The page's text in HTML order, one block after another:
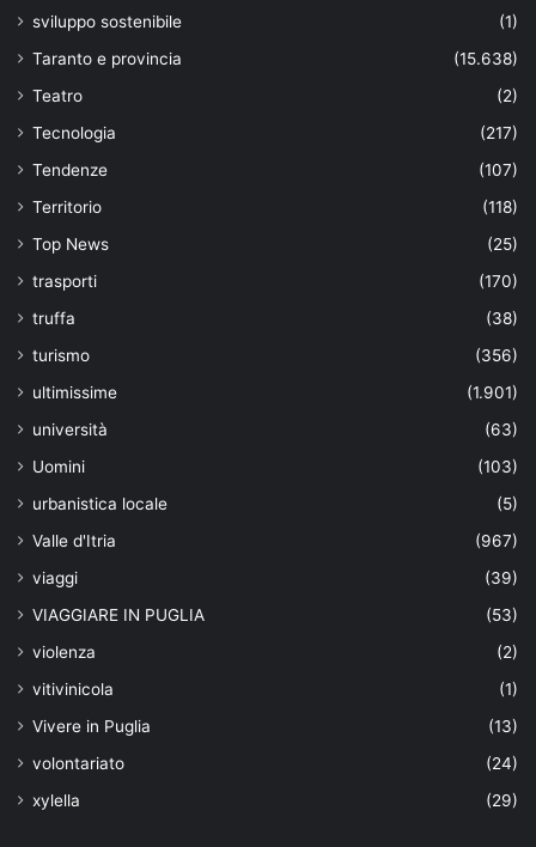
sviluppo sostenibile
(1)
Taranto e provincia
(15.638)
Teatro
(2)
Tecnologia
(217)
Tendenze
(107)
Territorio
(118)
Top News
(25)
trasporti
(170)
truffa
(38)
turismo
(356)
ultimissime
(1.901)
università
(63)
Uomini
(103)
urbanistica locale
(5)
Valle d'Itria
(967)
viaggi
(39)
VIAGGIARE IN PUGLIA
(53)
violenza
(2)
vitivinicola
(1)
Vivere in Puglia
(13)
volontariato
(24)
xylella
(29)